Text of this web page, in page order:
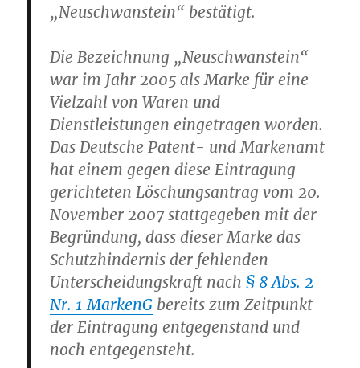
„Neuschwanstein“ bestätigt.
Die Bezeichnung „Neuschwanstein“
war im Jahr 2005 als Marke für eine
Vielzahl von Waren und
Dienstleistungen eingetragen worden.
Das Deutsche Patent- und Markenamt
hat einem gegen diese Eintragung
gerichteten Löschungsantrag vom 20.
November 2007 stattgegeben mit der
Begründung, dass dieser Marke das
Schutzhindernis der fehlenden
Unterscheidungskraft nach§ 8 Abs. 2
Nr. 1 MarkenG bereits zum Zeitpunkt
der Eintragung entgegenstand und
noch entgegensteht.